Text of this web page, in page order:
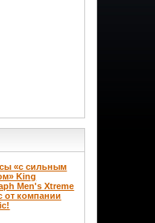
«с сильным
King
Men's Xtreme
от компании